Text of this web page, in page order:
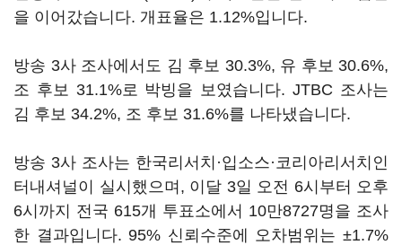
을 이어갔습니다. 개표율은 1.12%입니다.
방송 3사 조사에서도 김 후보 30.3%, 유 후보 30.6%,
조 후보 31.1%로 박빙을 보였습니다. JTBC 조사는
김 후보 34.2%, 조 후보 31.6%를 나타냈습니다.
방송 3사 조사는 한국리서치·입소스·코리아리서치인
터내셔널이 실시했으며, 이달 3일 오전 6시부터 오후
6시까지 전국 615개 투표소에서 10만8727명을 조사
한 결과입니다. 95% 신뢰수준에 오차범위는 ±1.7%